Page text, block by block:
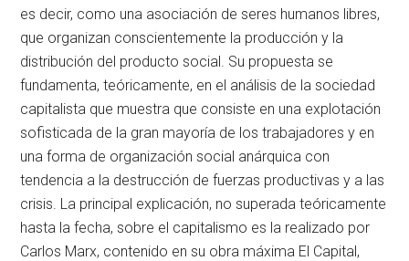
es decir, como una asociación de seres humanos libres,
que organizan conscientemente la producción y la
distribución del producto social. Su propuesta se
fundamenta, teóricamente, en el análisis de la sociedad
capitalista que muestra que consiste en una explotación
sofisticada de la gran mayoría de los trabajadores y en
una forma de organización social anárquica con
tendencia a la destrucción de fuerzas productivas y a las
crisis. La principal explicación, no superada teóricamente
hasta la fecha, sobre el capitalismo es la realizado por
Carlos Marx, contenido en su obra máxima El Capital,